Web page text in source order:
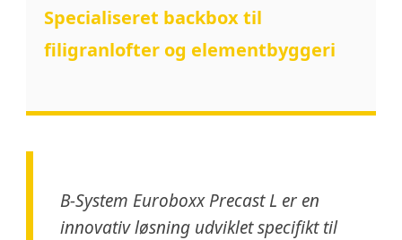
Specialiseret backbox til
filigranlofter og elementbyggeri
B-System Euroboxx Precast L er en
innovativ løsning udviklet specifikt til